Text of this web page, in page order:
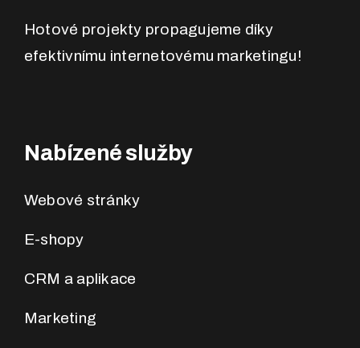
Hotové projekty propagujeme díky
efektivnímu internetovému marketingu!
Nabízené služby
Webové stránky
E-shopy
CRM a aplikace
Marketing